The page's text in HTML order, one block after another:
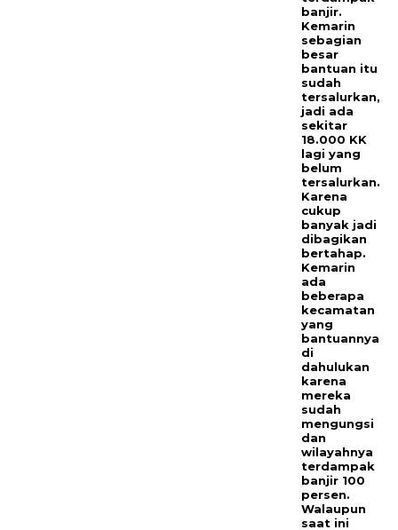
banjir.
Kemarin
sebagian
besar
bantuan itu
sudah
tersalurkan,
jadi ada
sekitar
18.000 KK
lagi yang
belum
tersalurkan.
Karena
cukup
banyak jadi
dibagikan
bertahap.
Kemarin
ada
beberapa
kecamatan
yang
bantuannya
di
dahulukan
karena
mereka
sudah
mengungsi
dan
wilayahnya
terdampak
banjir 100
persen.
Walaupun
saat ini